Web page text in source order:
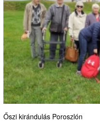
Őszi kirándulás Poroszlón